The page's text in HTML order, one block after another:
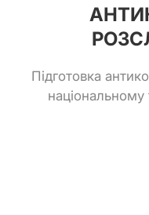
Підготовка
національному